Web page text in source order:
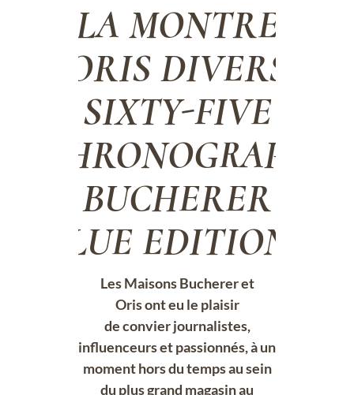
LA MONTRE
ORIS DIVERS
SIXTY-FIVE
CHRONOGRAPH
BUCHERER
BLUE EDITIONS
Les Maisons Bucherer et
Oris ont eu le plaisir
de convier journalistes,
influenceurs et passionnés, à un
moment hors du temps au sein
du plus grand magasin au